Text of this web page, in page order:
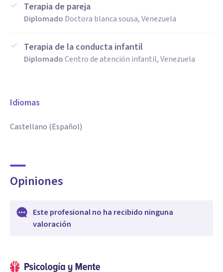
Terapia de pareja
Diplomado Doctora blanca sousa, Venezuela
Terapia de la conducta infantil
DiplomadoCentro de atención infantil, Venezuela
Idiomas
Castellano (Español)
Opiniones
Este profesional no ha recibido ninguna
valoración